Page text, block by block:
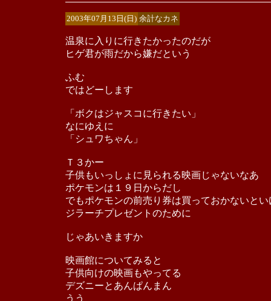
2003年07月13日(日) 余計なカネ
温泉に入りに行きたかったのだが
ヒゲ君が雨だから嫌だという
ふむ
ではどーします
「ボクはジャスコに行きたい」
なにゆえに
「シュワちゃん」
Ｔ３かー
子供もいっしょに見られる映画じゃないなあ
ポケモンは１９日からだし
でもポケモンの前売り券は買っておかないと
ジラーチプレゼントのために
じゃあいきますか
映画館についてみると
子供向けの映画もやってる
デズニーとあんぱんまん
うう